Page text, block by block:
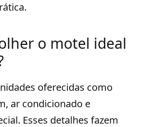
o motel ideal
oferecidas como
ar condicionado e
Esses detalhes fazem